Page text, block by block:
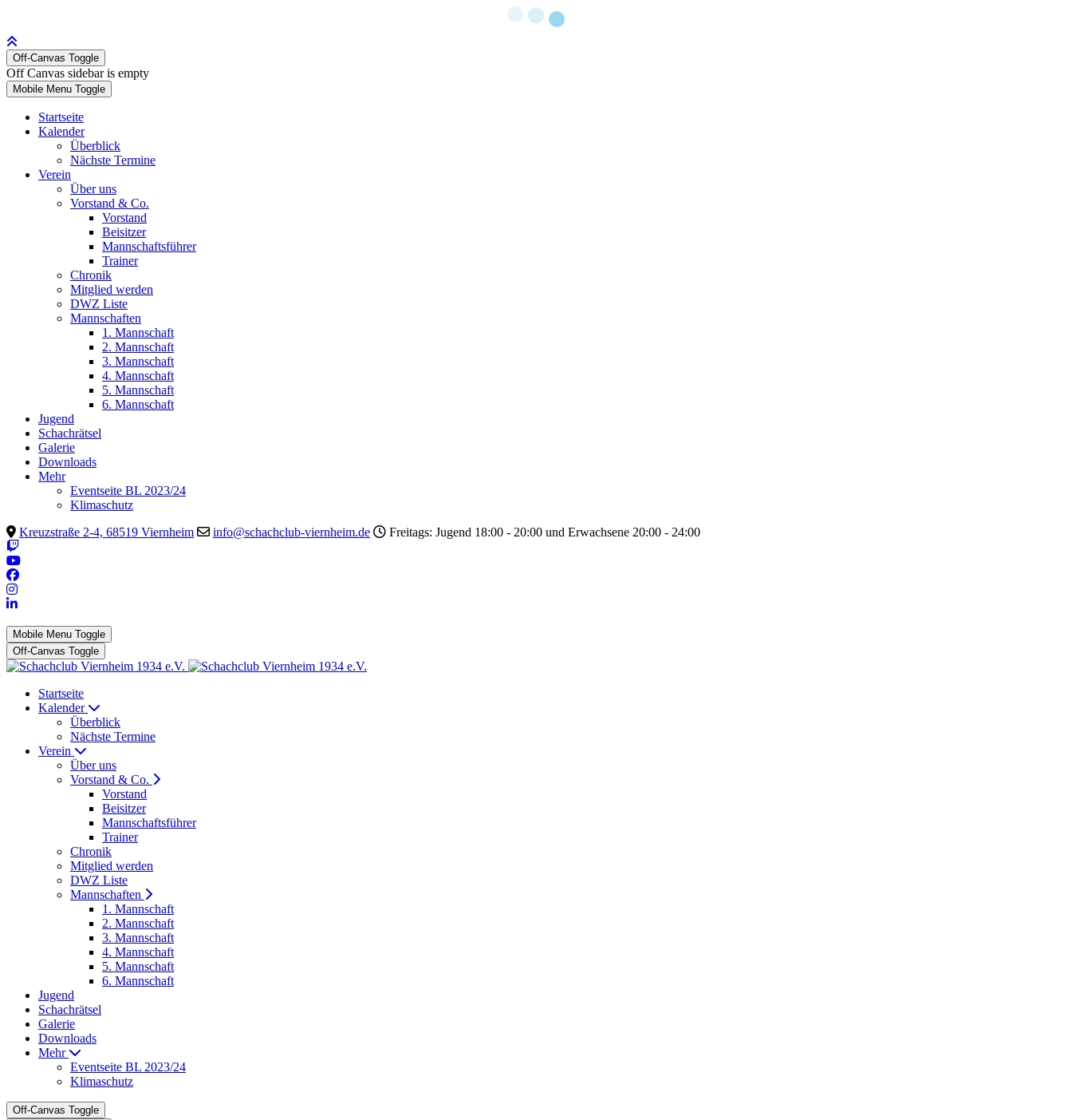
Off-Canvas Toggle
Off Canvas sidebar is empty
Mobile Menu Toggle
Startseite
Kalender
Überblick
Nächste Termine
Verein
Über uns
Vorstand & Co.
Vorstand
Beisitzer
Mannschaftsführer
Trainer
Chronik
Mitglied werden
DWZ Liste
Mannschaften
1. Mannschaft
2. Mannschaft
3. Mannschaft
4. Mannschaft
5. Mannschaft
6. Mannschaft
Jugend
Schachrätsel
Galerie
Downloads
Mehr
Eventseite BL 2023/24
Klimaschutz
Kreuzstraße 2-4, 68519 Viernheim
info@schachclub-viernheim.de Freitags: Jugend 18:00 - 20:00 und Erwachsene 20:00 - 24:00
Mobile Menu Toggle
Off-Canvas Toggle
Startseite
Kalender
Überblick
Nächste Termine
Verein
Über uns
Vorstand & Co.
Vorstand
Beisitzer
Mannschaftsführer
Trainer
Chronik
Mitglied werden
DWZ Liste
Mannschaften
1. Mannschaft
2. Mannschaft
3. Mannschaft
4. Mannschaft
5. Mannschaft
6. Mannschaft
Jugend
Schachrätsel
Galerie
Downloads
Mehr
Eventseite BL 2023/24
Klimaschutz
Off-Canvas Toggle